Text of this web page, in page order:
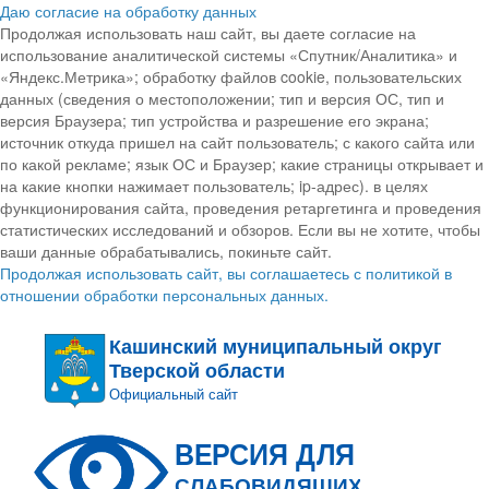
Даю согласие на обработку данных
Продолжая использовать наш сайт, вы даете согласие на
использование аналитической системы «Спутник/Аналитика» и
«Яндекс.Метрика»; обработку файлов cookie, пользовательских
данных (сведения о местоположении; тип и версия ОС, тип и
версия Браузера; тип устройства и разрешение его экрана;
источник откуда пришел на сайт пользователь; с какого сайта или
по какой рекламе; язык ОС и Браузер; какие страницы открывает и
на какие кнопки нажимает пользователь; ip-адрес). в целях
функционирования сайта, проведения ретаргетинга и проведения
статистических исследований и обзоров. Если вы не хотите, чтобы
ваши данные обрабатывались, покиньте сайт.
Продолжая использовать сайт, вы соглашаетесь с политикой в
отношении обработки персональных данных.